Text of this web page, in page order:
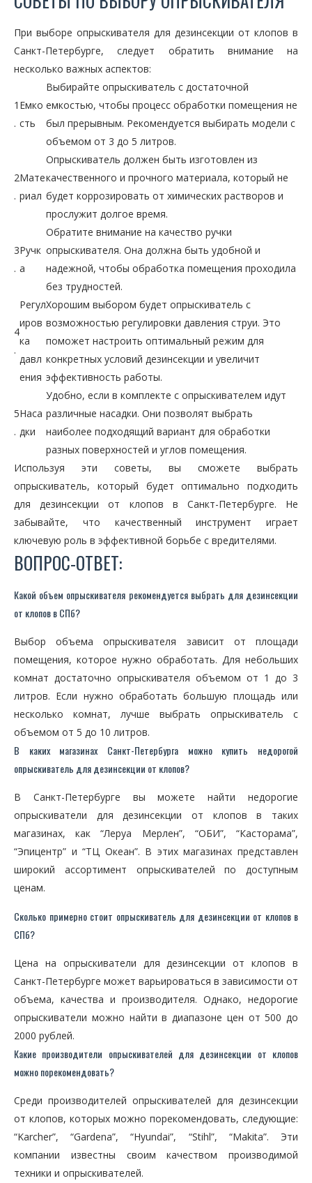
При выборе опрыскивателя для дезинсекции от клопов в
Санкт-Петербурге, следует обратить внимание на
несколько важных аспектов:
1
.
Емко
сть
Выбирайте опрыскиватель с достаточной
емкостью, чтобы процесс обработки помещения не
был прерывным. Рекомендуется выбирать модели с
объемом от 3 до 5 литров.
2
.
Мате
риал
Опрыскиватель должен быть изготовлен из
качественного и прочного материала, который не
будет коррозировать от химических растворов и
прослужит долгое время.
3
.
Ручк
а
Обратите внимание на качество ручки
опрыскивателя. Она должна быть удобной и
надежной, чтобы обработка помещения проходила
без трудностей.
4
.
Регул
иров
ка
давл
ения
Хорошим выбором будет опрыскиватель с
возможностью регулировки давления струи. Это
поможет настроить оптимальный режим для
конкретных условий дезинсекции и увеличит
эффективность работы.
5
.
Наса
дки
Удобно, если в комплекте с опрыскивателем идут
различные насадки. Они позволят выбрать
наиболее подходящий вариант для обработки
разных поверхностей и углов помещения.
Используя эти советы, вы сможете выбрать
опрыскиватель, который будет оптимально подходить
для дезинсекции от клопов в Санкт-Петербурге. Не
забывайте, что качественный инструмент играет
ключевую роль в эффективной борьбе с вредителями.
ВОПРОС-ОТВЕТ:
Какой объем опрыскивателя рекомендуется выбрать для дезинсекции
от клопов в СПб?
Выбор объема опрыскивателя зависит от площади
помещения, которое нужно обработать. Для небольших
комнат достаточно опрыскивателя объемом от 1 до 3
литров. Если нужно обработать большую площадь или
несколько комнат, лучше выбрать опрыскиватель с
объемом от 5 до 10 литров.
В каких магазинах Санкт-Петербурга можно купить недорогой
опрыскиватель для дезинсекции от клопов?
В Санкт-Петербурге вы можете найти недорогие
опрыскиватели для дезинсекции от клопов в таких
магазинах, как “Леруа Мерлен”, “ОБИ”, “Касторама”,
“Эпицентр” и “ТЦ Океан”. В этих магазинах представлен
широкий ассортимент опрыскивателей по доступным
ценам.
Сколько примерно стоит опрыскиватель для дезинсекции от клопов в
СПб?
Цена на опрыскиватели для дезинсекции от клопов в
Санкт-Петербурге может варьироваться в зависимости от
объема, качества и производителя. Однако, недорогие
опрыскиватели можно найти в диапазоне цен от 500 до
2000 рублей.
Какие производители опрыскивателей для дезинсекции от клопов
можно порекомендовать?
Среди производителей опрыскивателей для дезинсекции
от клопов, которых можно порекомендовать, следующие:
“Karcher”, “Gardena”, “Hyundai”, “Stihl”, “Makita”. Эти
компании известны своим качеством производимой
техники и опрыскивателей.